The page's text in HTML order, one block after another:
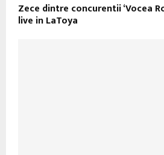
Zece dintre concurentii ‘Vocea
live in LaToya